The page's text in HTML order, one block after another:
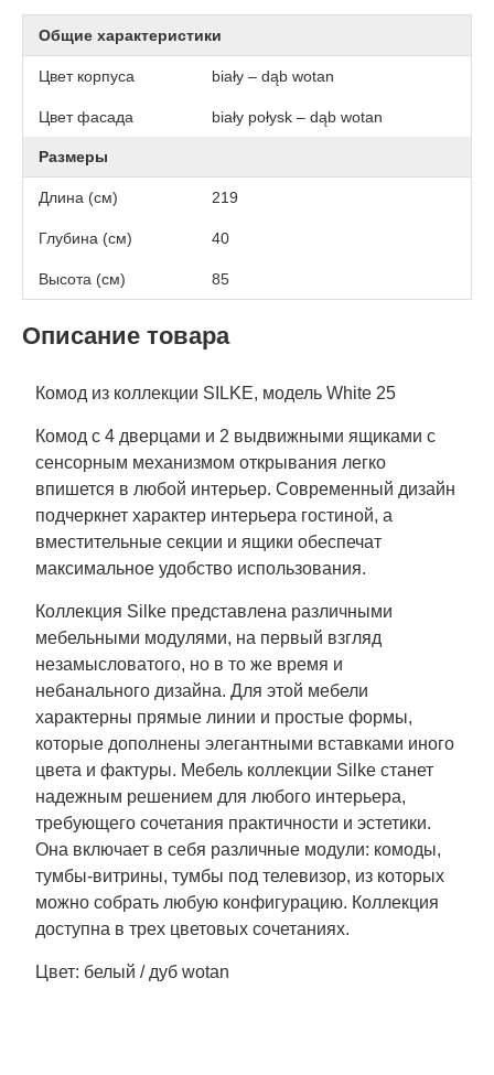
Общие характеристики
Цвет корпуса biały – dąb wotan
Цвет фасада biały połysk – dąb wotan
Размеры
Длина (см) 219
Глубина (см) 40
Высота (см) 85
Описание товара
Комод из коллекции SILKE, модель White 25
Комод с 4 дверцами и 2 выдвижными ящиками с
сенсорным механизмом открывания легко
впишется в любой интерьер. Современный дизайн
подчеркнет характер интерьера гостиной, а
вместительные секции и ящики обеспечат
максимальное удобство использования.
Коллекция Silke представлена различными
мебельными модулями, на первый взгляд
незамысловатого, но в то же время и
небанального дизайна. Для этой мебели
характерны прямые линии и простые формы,
которые дополнены элегантными вставками иного
цвета и фактуры. Мебель коллекции Silke станет
надежным решением для любого интерьера,
требующего сочетания практичности и эстетики.
Она включает в себя различные модули: комоды,
тумбы-витрины, тумбы под телевизор, из которых
можно собрать любую конфигурацию. Коллекция
доступна в трех цветовых сочетаниях.
Цвет: белый / дуб wotan